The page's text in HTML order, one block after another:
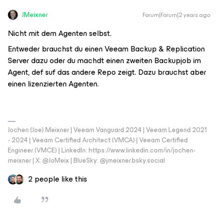
JMeixner Forum|Forum|2 years ago
Nicht mit dem Agenten selbst.
Entweder brauchst du einen Veeam Backup & Replication
Server dazu oder du machdt einen zweiten Backupjob im
Agent, def suf das andere Repo zeigt. Dazu brauchst aber
einen lizenzierten Agenten.
Jochen (Joe) Meixner | Veeam Vanguard 2024 | Veeam Legend 2021
- 2024 | Veeam Certified Architect (VMCA) | Veeam Certified
Engineer (VMCE) | LinkedIn: https://www.linkedin.com/in/jochen-
meixner | X: @JoMeix | BlueSky: @jmeixner.bsky.social
2 people like this